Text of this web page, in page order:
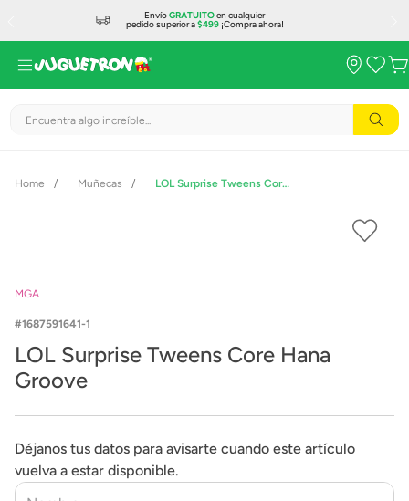
EnvíoGRATUITOen cualquier
pedido superior a$499¡Compra ahora!
Encuentra algo increíble...
Muñecas LOL Surprise Tweens Core Hana Groove
MGA
1687591641-1
LOL Surprise Tweens Core Hana
Groove
Déjanos tus datos para avisarte cuando este artículo
vuelva a estar disponible.